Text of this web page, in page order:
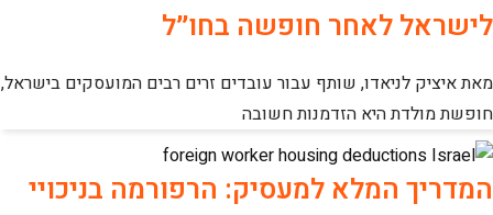
לישראל לאחר חופשה בחו״ל
מאת איציק לניאדו, שותף עבור עובדים זרים רבים המועסקים בישראל,
חופשת מולדת היא הזדמנות חשובה
המדריך המלא למעסיק: הרפורמה בניכויי